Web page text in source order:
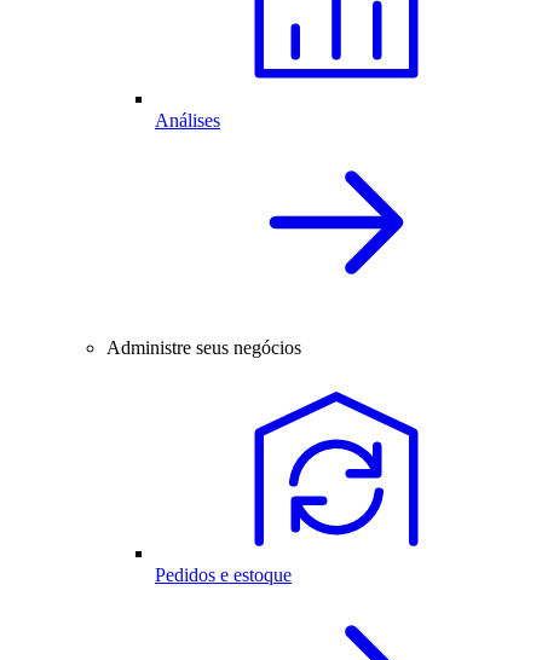
Análises
Administre seus negócios
Pedidos e estoque